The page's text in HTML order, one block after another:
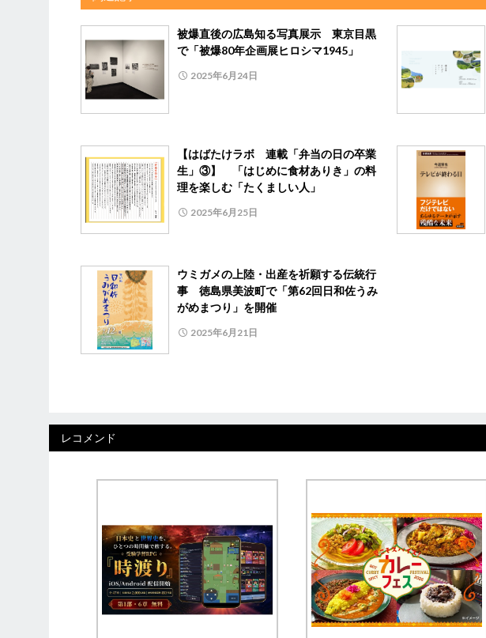
被爆直後の広島知る写真展示 東京目黒
で「被爆80年企画展ヒロシマ1945」
2025年6月24日
【はばたけラボ 連載「弁当の日の卒業
生」③】 「はじめに食材ありき」の料
理を楽しむ「たくましい人」
2025年6月25日
ウミガメの上陸・出産を祈願する伝統行
事 徳島県美波町で「第62回日和佐うみ
がめまつり」を開催
2025年6月21日
レコメンド